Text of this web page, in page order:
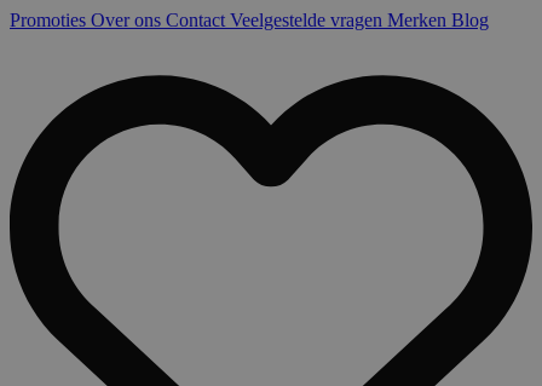
Promoties Over ons Contact Veelgestelde vragen Merken Blog